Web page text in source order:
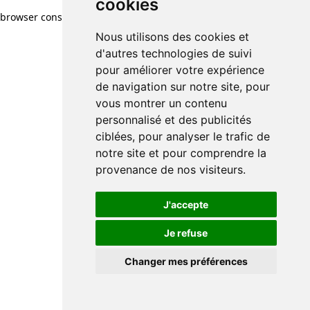
cookies
Nous utilisons des cookies et
d'autres technologies de suivi
pour améliorer votre expérience
de navigation sur notre site, pour
vous montrer un contenu
personnalisé et des publicités
ciblées, pour analyser le trafic de
notre site et pour comprendre la
provenance de nos visiteurs.
J'accepte
Je refuse
Changer mes préférences
browser console for more information)